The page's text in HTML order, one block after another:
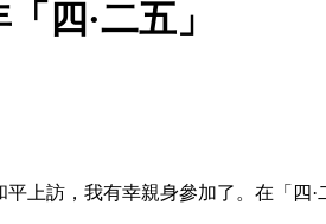
四·二五」
上訪，我有幸親身參加了。在「四